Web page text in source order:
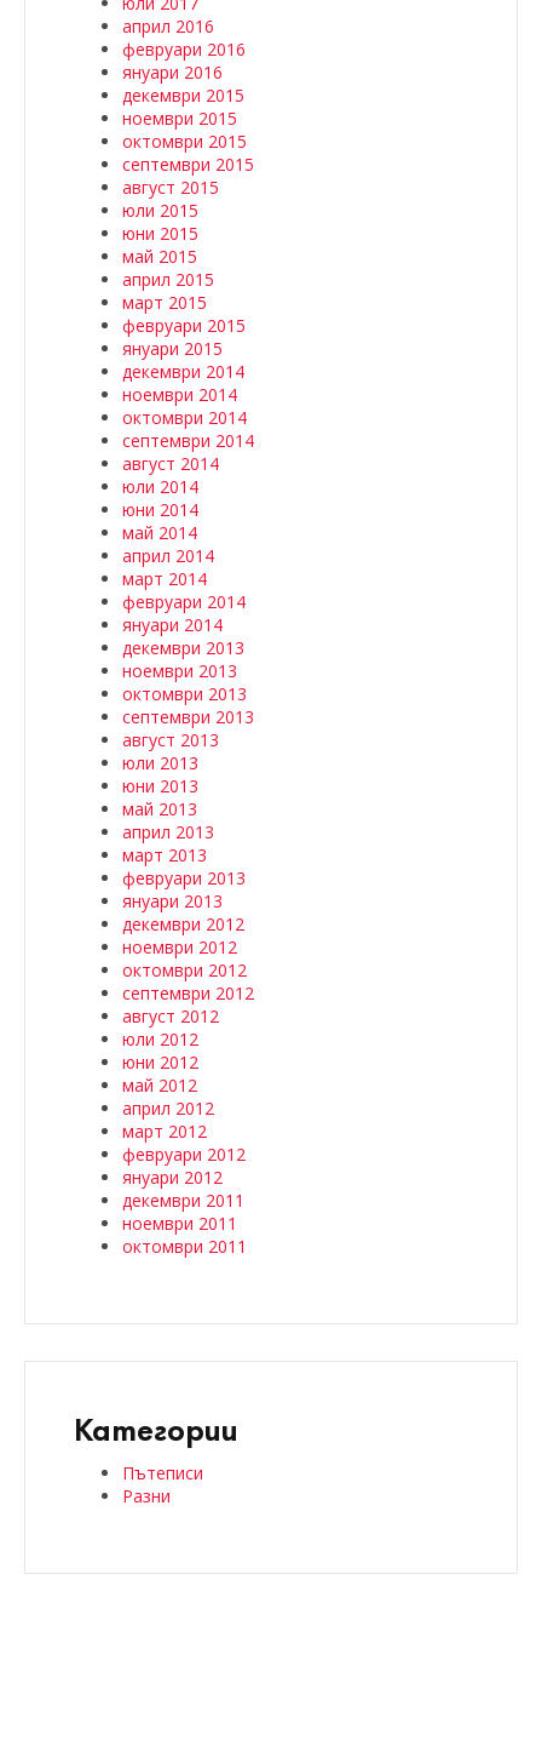
април 2016
февруари 2016
януари 2016
декември 2015
ноември 2015
октомври 2015
септември 2015
август 2015
юли 2015
юни 2015
май 2015
април 2015
март 2015
февруари 2015
януари 2015
декември 2014
ноември 2014
октомври 2014
септември 2014
август 2014
юли 2014
юни 2014
май 2014
април 2014
март 2014
февруари 2014
януари 2014
декември 2013
ноември 2013
октомври 2013
септември 2013
август 2013
юли 2013
юни 2013
май 2013
април 2013
март 2013
февруари 2013
януари 2013
декември 2012
ноември 2012
октомври 2012
септември 2012
август 2012
юли 2012
юни 2012
май 2012
април 2012
март 2012
февруари 2012
януари 2012
декември 2011
ноември 2011
октомври 2011
Категории
Пътеписи
Разни